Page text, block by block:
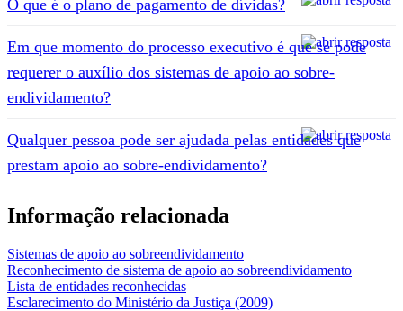
O que é o plano de pagamento de dívidas?
Em que momento do processo executivo é que se pode
requerer o auxílio dos sistemas de apoio ao sobre-
endividamento?
Qualquer pessoa pode ser ajudada pelas entidades que
prestam apoio ao sobre-endividamento?
Informação relacionada
Sistemas de apoio ao sobreendividamento
Reconhecimento de sistema de apoio ao sobreendividamento
Lista de entidades reconhecidas
Esclarecimento do Ministério da Justiça (2009)